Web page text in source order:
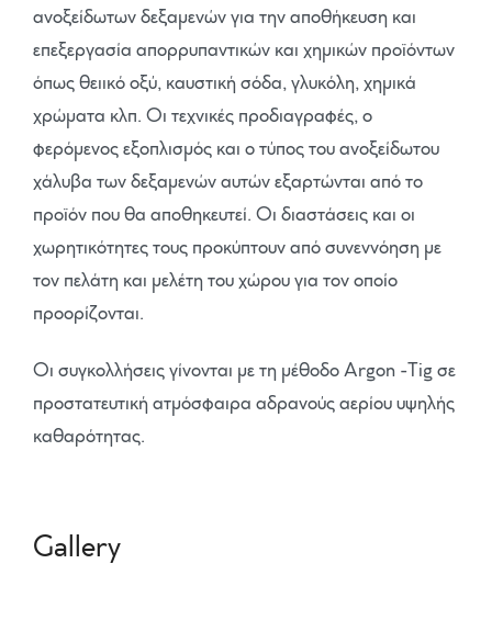
ανοξείδωτων δεξαμενών για την αποθήκευση και
επεξεργασία απορρυπαντικών και χημικών προϊόντων
όπως θειικό οξύ, καυστική σόδα, γλυκόλη, χημικά
χρώματα κλπ. Οι τεχνικές προδιαγραφές, ο
φερόμενος εξοπλισμός και ο τύπος του ανοξείδωτου
χάλυβα των δεξαμενών αυτών εξαρτώνται από το
προϊόν που θα αποθηκευτεί. Οι διαστάσεις και οι
χωρητικότητες τους προκύπτουν από συνεννόηση με
τον πελάτη και μελέτη του χώρου για τον οποίο
προορίζονται.
Οι συγκολλήσεις γίνονται με τη μέθοδο Argon -Tig σε
προστατευτική ατμόσφαιρα αδρανούς αερίου υψηλής
καθαρότητας.
Gallery